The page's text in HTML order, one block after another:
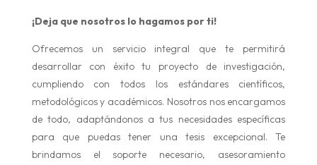
¡Deja que nosotros lo hagamos por ti!
Ofrecemos un servicio integral que te permitirá
desarrollar con éxito tu proyecto de investigación,
cumpliendo con todos los estándares científicos,
metodológicos y académicos. Nosotros nos encargamos
de todo, adaptándonos a tus necesidades específicas
para que puedas tener una tesis excepcional. Te
brindamos el soporte necesario, asesoramiento